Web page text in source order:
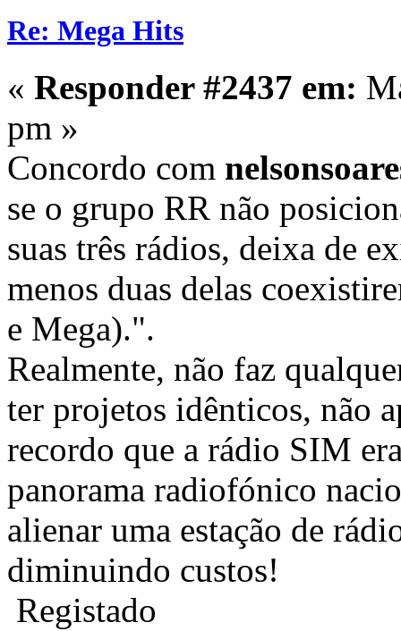
Re: Mega Hits
« Responder #2437 em:
pm »
Concordo com
se o grupo RR não
suas três rádios, deixa de
menos duas delas
e Mega).".
Realmente, não faz
ter projetos idênticos, não
recordo que a rádio SIM
panorama radiofónico
alienar uma estação de
diminuindo custos!
Registado